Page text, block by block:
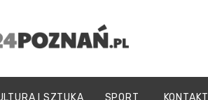
I SZTUKA SPORT KONTAKT